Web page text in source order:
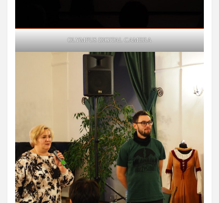
OLYMPUS DIGITAL CAMERA